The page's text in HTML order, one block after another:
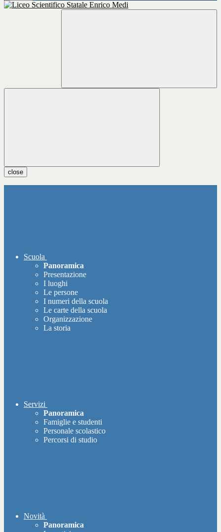
close
Scuola
Panoramica
Presentazione
I luoghi
Le persone
I numeri della scuola
Le carte della scuola
Organizzazione
La storia
Servizi
Panoramica
Famiglie e studenti
Personale scolastico
Percorsi di studio
Novità
Panoramica